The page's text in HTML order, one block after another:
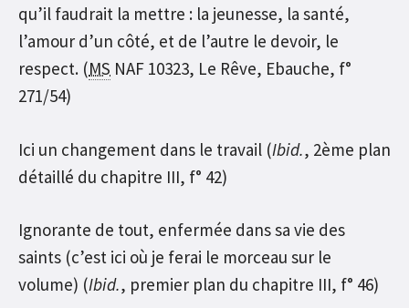
qu’il faudrait la mettre : la jeunesse, la santé,
l’amour d’un côté, et de l’autre le devoir, le
respect. (MS NAF 10323, Le Rêve, Ebauche, f°
271/54)
Ici un changement dans le travail (Ibid., 2ème plan
détaillé du chapitre III, f° 42)
Ignorante de tout, enfermée dans sa vie des
saints (c’est ici où je ferai le morceau sur le
volume) (Ibid., premier plan du chapitre III, f° 46)